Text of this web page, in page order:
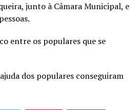
junto à Câmara Municipal, e
entre os populares que se
dos populares conseguiram